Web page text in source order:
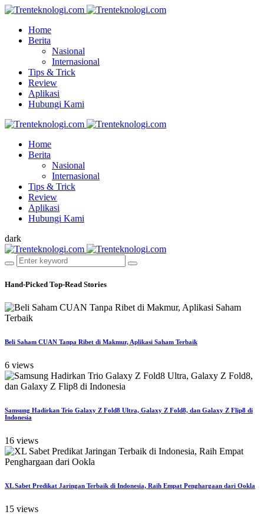
Home
Berita
Nasional
Internasional
Tips & Trick
Review
Aplikasi
Hubungi Kami
Home
Berita
Nasional
Internasional
Tips & Trick
Review
Aplikasi
Hubungi Kami
dark
Hand-Picked Top-Read Stories
Beli Saham CUAN Tanpa Ribet di Makmur, Aplikasi Saham Terbaik
6 views
Samsung Hadirkan Trio Galaxy Z Fold8 Ultra, Galaxy Z Fold8, dan Galaxy Z Flip8 di
Indonesia
16 views
XL Sabet Predikat Jaringan Terbaik di Indonesia, Raih Empat Penghargaan dari Ookla
15 views